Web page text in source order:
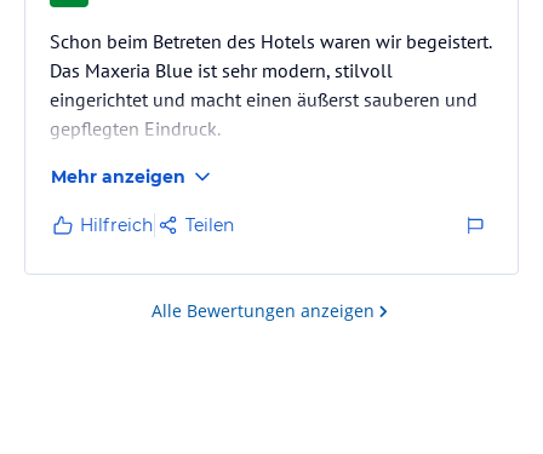
Schon beim Betreten des Hotels waren wir begeistert.
Das Maxeria Blue ist sehr modern, stilvoll
eingerichtet und macht einen äußerst sauberen und
gepflegten Eindruck.
Mehr anzeigen
Hilfreich Teilen
Alle Bewertungen anzeigen